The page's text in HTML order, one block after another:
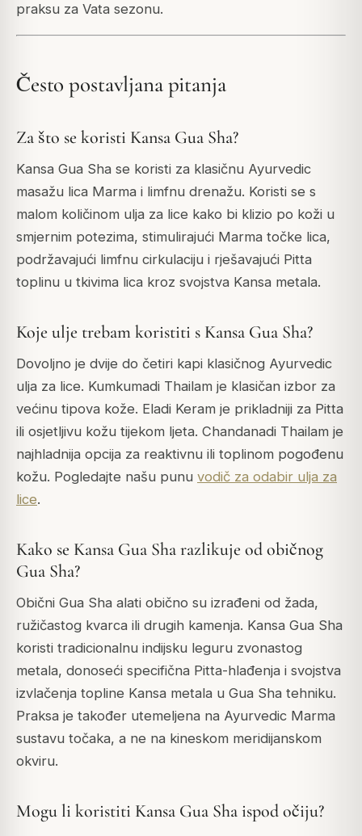
praksu za Vata sezonu.
Često postavljana pitanja
Za što se koristi Kansa Gua Sha?
Kansa Gua Sha se koristi za klasičnu Ayurvedic
masažu lica Marma i limfnu drenažu. Koristi se s
malom količinom ulja za lice kako bi klizio po koži u
smjernim potezima, stimulirajući Marma točke lica,
podržavajući limfnu cirkulaciju i rješavajući Pitta
toplinu u tkivima lica kroz svojstva Kansa metala.
Koje ulje trebam koristiti s Kansa Gua Sha?
Dovoljno je dvije do četiri kapi klasičnog Ayurvedic
ulja za lice. Kumkumadi Thailam je klasičan izbor za
većinu tipova kože. Eladi Keram je prikladniji za Pitta
ili osjetljivu kožu tijekom ljeta. Chandanadi Thailam je
najhladnija opcija za reaktivnu ili toplinom pogođenu
kožu. Pogledajte našu punu vodič za odabir ulja za
lice.
Kako se Kansa Gua Sha razlikuje od običnog
Gua Sha?
Obični Gua Sha alati obično su izrađeni od žada,
ružičastog kvarca ili drugih kamenja. Kansa Gua Sha
koristi tradicionalnu indijsku leguru zvonastog
metala, donoseći specifična Pitta-hlađenja i svojstva
izvlačenja topline Kansa metala u Gua Sha tehniku.
Praksa je također utemeljena na Ayurvedic Marma
sustavu točaka, a ne na kineskom meridijanskom
okviru.
Mogu li koristiti Kansa Gua Sha ispod očiju?